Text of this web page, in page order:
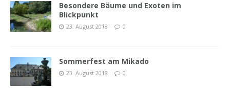
Besondere Bäume und Exoten im
Blickpunkt
23. August 2018 0
Sommerfest am Mikado
23. August 2018 0